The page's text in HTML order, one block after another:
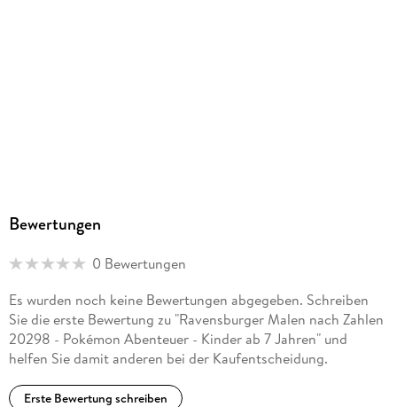
Bewertungen
0 Bewertungen
Es wurden noch keine Bewertungen abgegeben. Schreiben
Sie die erste Bewertung zu "Ravensburger Malen nach Zahlen
20298 - Pokémon Abenteuer - Kinder ab 7 Jahren" und
helfen Sie damit anderen bei der Kaufentscheidung.
Erste Bewertung schreiben